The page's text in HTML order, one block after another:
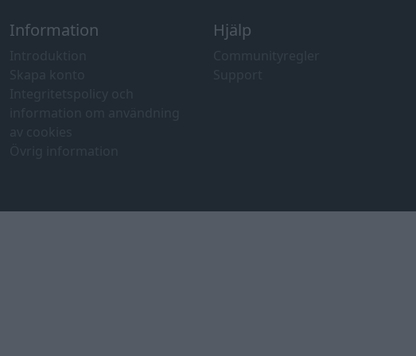
Information Hjälp